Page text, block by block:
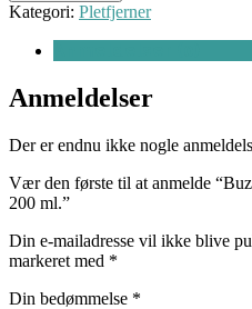
Kategori: Pletfjerner
Anmeldelser
Der er endnu ikke nogle
Vær den første til at anmelde
200 ml.”
Din e-mailadresse vil ikke blive
markeret med *
Din bedømmelse *